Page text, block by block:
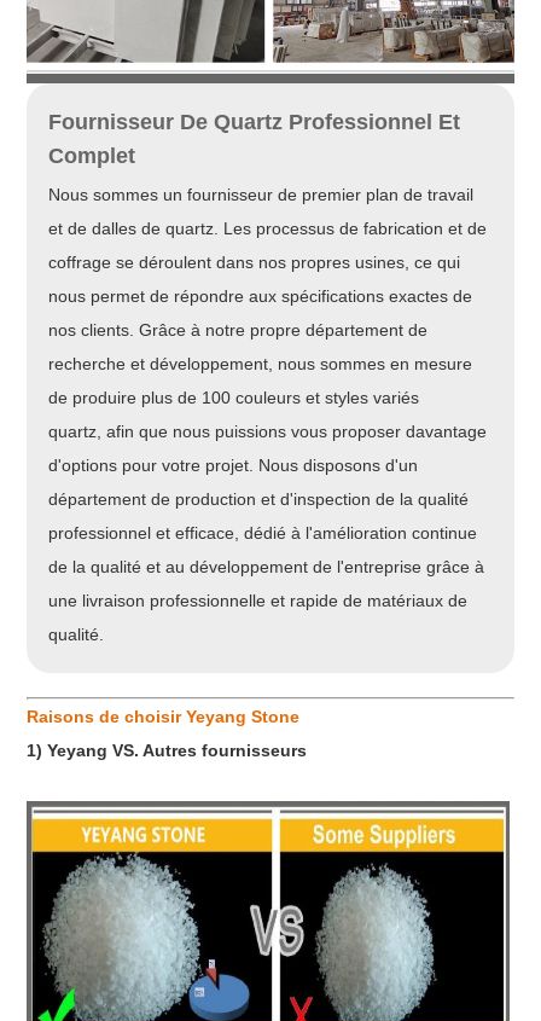
Fournisseur De Quartz Professionnel Et
Complet
Nous sommes un fournisseur de premier plan de travail
et de dalles de quartz. Les processus de fabrication et de
coffrage se déroulent dans nos propres usines, ce qui
nous permet de répondre aux spécifications exactes de
nos clients. Grâce à notre propre département de
recherche et développement, nous sommes en mesure
de produire plus de 100 couleurs et styles variés
quartz, afin que nous puissions vous proposer davantage
d'options pour votre projet. Nous disposons d'un
département de production et d'inspection de la qualité
professionnel et efficace, dédié à l'amélioration continue
de la qualité et au développement de l'entreprise grâce à
une livraison professionnelle et rapide de matériaux de
qualité.
Raisons de choisir Yeyang Stone
1) Yeyang VS. Autres fournisseurs